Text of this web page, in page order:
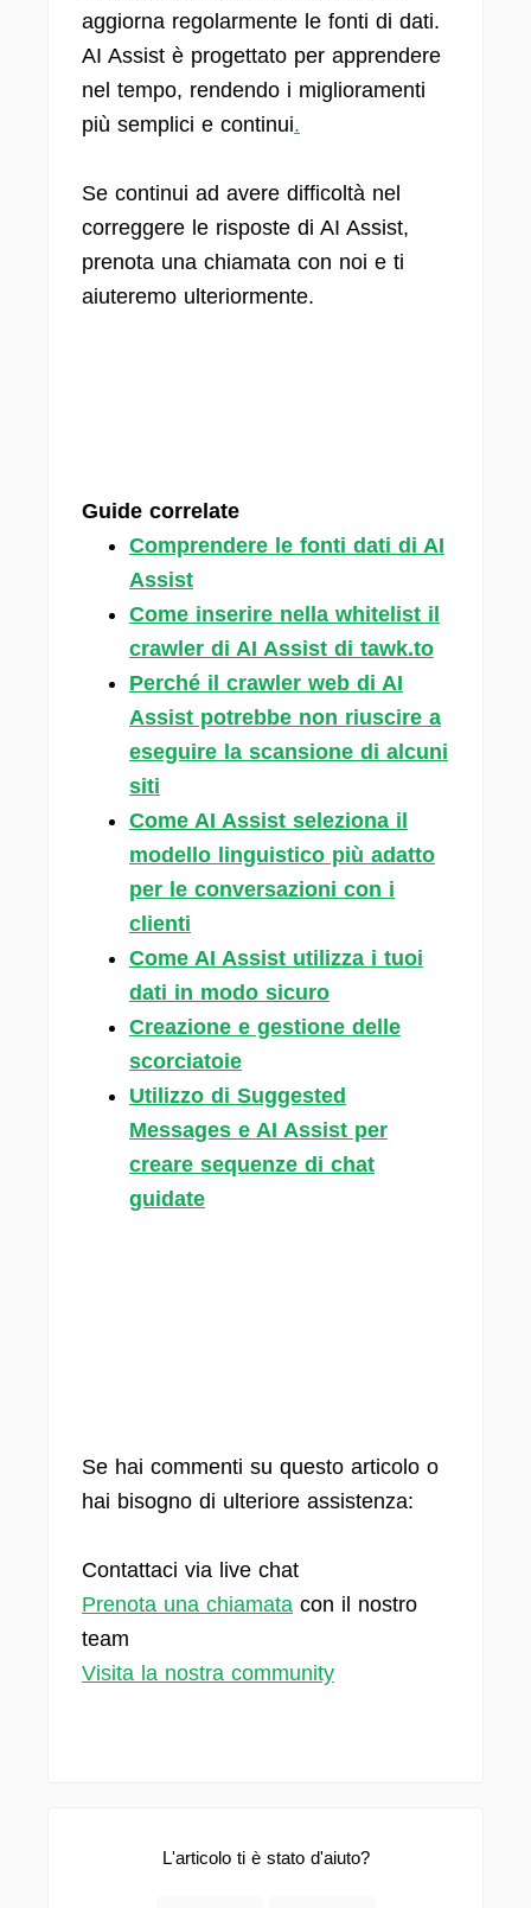
aggiorna regolarmente le fonti di dati.
AI Assist è progettato per apprendere
nel tempo, rendendo i miglioramenti
più semplici e continui.
Se continui ad avere difficoltà nel
correggere le risposte di AI Assist,
prenota una chiamata con noi e ti
aiuteremo ulteriormente.
Guide correlate
Comprendere le fonti dati di AI
Assist
Come inserire nella whitelist il
crawler di AI Assist di tawk.to
Perché il crawler web di AI
Assist potrebbe non riuscire a
eseguire la scansione di alcuni
siti
Come AI Assist seleziona il
modello linguistico più adatto
per le conversazioni con i
clienti
Come AI Assist utilizza i tuoi
dati in modo sicuro
Creazione e gestione delle
scorciatoie
Utilizzo di Suggested
Messages e AI Assist per
creare sequenze di chat
guidate
Se hai commenti su questo articolo o
hai bisogno di ulteriore assistenza:
Contattaci via live chat
Prenota una chiamata con il nostro
team
Visita la nostra community
L'articolo ti è stato d'aiuto?